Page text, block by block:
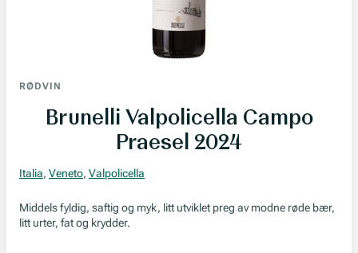
RØDVIN
Brunelli Valpolicella Campo
Praesel 2024
Italia, Veneto, Valpolicella
Middels fyldig, saftig og myk, litt utviklet preg av modne røde bær,
litt urter, fat og krydder.